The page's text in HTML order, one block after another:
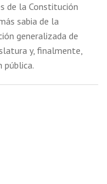
de la Constitución
sabia de la
generalizada de
y, finalmente,
pública.